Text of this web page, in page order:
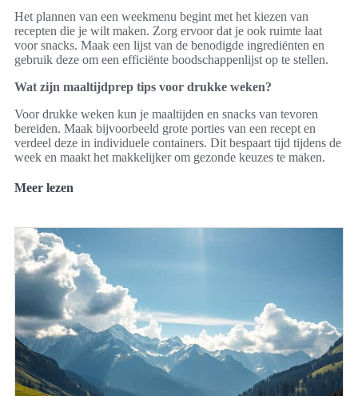
Het plannen van een weekmenu begint met het kiezen van
recepten die je wilt maken. Zorg ervoor dat je ook ruimte laat
voor snacks. Maak een lijst van de benodigde ingrediënten en
gebruik deze om een efficiënte boodschappenlijst op te stellen.
Wat zijn maaltijdprep tips voor drukke weken?
Voor drukke weken kun je maaltijden en snacks van tevoren
bereiden. Maak bijvoorbeeld grote porties van een recept en
verdeel deze in individuele containers. Dit bespaart tijd tijdens de
week en maakt het makkelijker om gezonde keuzes te maken.
Meer lezen